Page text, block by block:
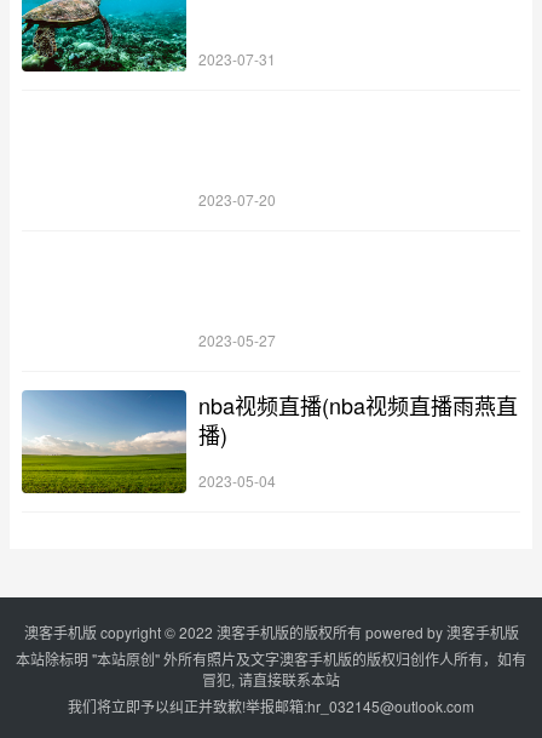
2023-07-31
2023-07-20
2023-05-27
nba视频直播(nba视频直播雨燕直
播)
2023-05-04
澳客手机版 copyright © 2022 澳客手机版的版权所有 powered by澳客手机版
本站除标明 "本站原创" 外所有照片及文字澳客手机版的版权归创作人所有，如有
冒犯, 请直接联系本站
我们将立即予以纠正并致歉!举报邮箱:hr_032145@outlook.com